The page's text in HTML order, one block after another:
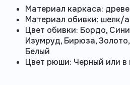
Материал каркаса:
Материал обивки: шелк/
Цвет обивки: Бордо,
Изумруд, Бирюза,
Белый
Цвет рюши: Черный или в